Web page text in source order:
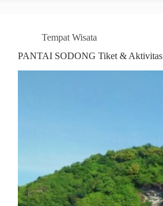
Tempat Wisata
PANTAI SODONG Tiket & Aktivitas